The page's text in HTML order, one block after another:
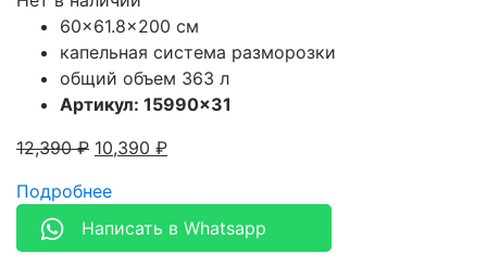
60×61.8×200 см
капельная система разморозки
общий объем 363 л
Артикул: 15990×31
12,390₽ 10,390 ₽
Подробнее
Написать в Whatsapp